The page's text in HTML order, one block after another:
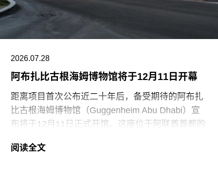
陪审团获悉，毕加索画作本身并未受损，但泼洒在
地面的红色水性颜料渗入了展厅地面，污染了大理
石踢脚线。此次事件共造成美术馆约8000英镑的损
失，其中仅约270英镑用于清洁，其余费用主要用
展厅等支出。辩方主张，部分费用源于馆方自行决
定采用何种修复方案，而非抗议行为本身造成的损
害，但这一论点最终未获法院采纳。
2026.07.28
阿布扎比古根海姆博物馆将于12月11日开幕
距离项目首次公布近二十年后，备受期待的阿布扎
比古根海姆博物馆（Guggenheim Abu Dhabi）宣
布将于12月11日正式开馆。这座位于阿联酋首都的
主弗兰克·盖里（Frank Gehry）设计，也是所罗门
阅读全文